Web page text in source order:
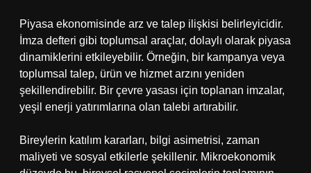
Piyasa ekonomisinde arz ve talep ilişkisi belirleyicidir.
İmza defteri gibi toplumsal araçlar, dolaylı olarak piyasa
dinamiklerini etkileyebilir. Örneğin, bir kampanya veya
toplumsal talep, ürün ve hizmet arzını yeniden
şekillendirebilir. Bir çevre yasası için toplanan imzalar,
yeşil enerji yatırımlarına olan talebi artırabilir.
Bireylerin katılım kararları, bilgi asimetrisi, zaman
maliyeti ve sosyal etkilerle şekillenir. Mikroekonomik